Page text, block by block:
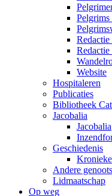
Redactie
Website
Hospitaleren
Publicaties
Bibliotheek
Jacobalia
Jacobalia
Geschiedenis
Andere
Lidmaatschap
Op weg